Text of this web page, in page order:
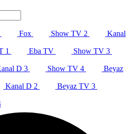
Fox Show TV 2 Kanal
1 Eba TV Show TV 3
D 3 Show TV 4 Beyaz
Kanal D 2 Beyaz TV 3